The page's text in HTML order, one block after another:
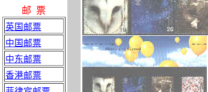
邮 票
英国邮票
中国邮票
中东邮票
香港邮票